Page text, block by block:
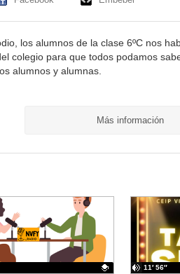
los alumnos de la clase 6ºC nos
colegio para que todos podamos
alumnos y alumnas.
Más información
11′ 56″